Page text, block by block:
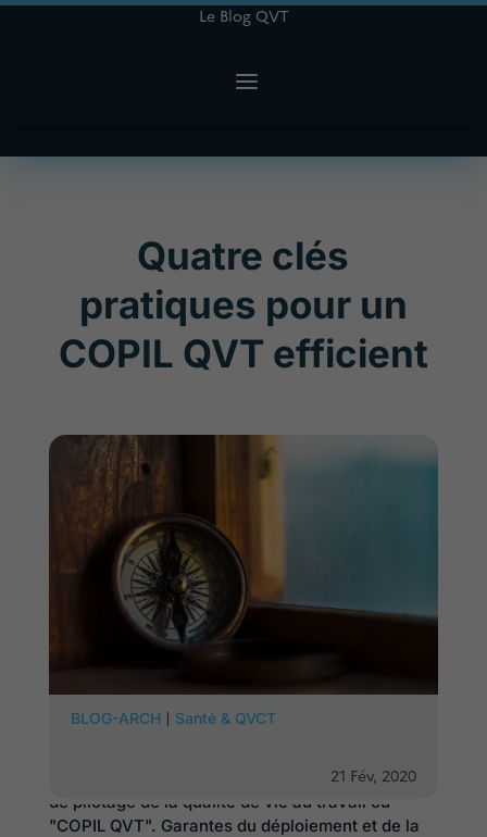
Le Blog QVT
Quatre clés
pratiques pour un
COPIL QVT efficient
BLOG-ARCH | Santé & QVCT
21 Fév, 2020
qualité de vie au travail s’appuie
ad hoc. On parle la plupart du temps de comité
de pilotage de la qualité de vie au travail ou
"COPIL QVT". Garantes du déploiement et de la